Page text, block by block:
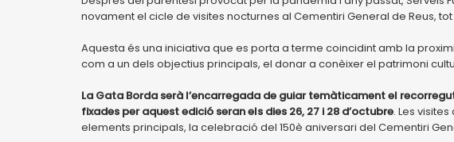
novament el cicle de visites nocturnes al Cementiri General de Reus,
Aquesta és una iniciativa que es porta a terme coincidint amb la
com a un dels objectius principals, el donar a conèixer el patrimoni
La Gata Borda serà l’encarregada de guiar temàticament el
fixades per aquest edició seran els dies 26, 27 i 28 d’octubre. Les
elements principals, la celebració del 150è aniversari del Cementiri